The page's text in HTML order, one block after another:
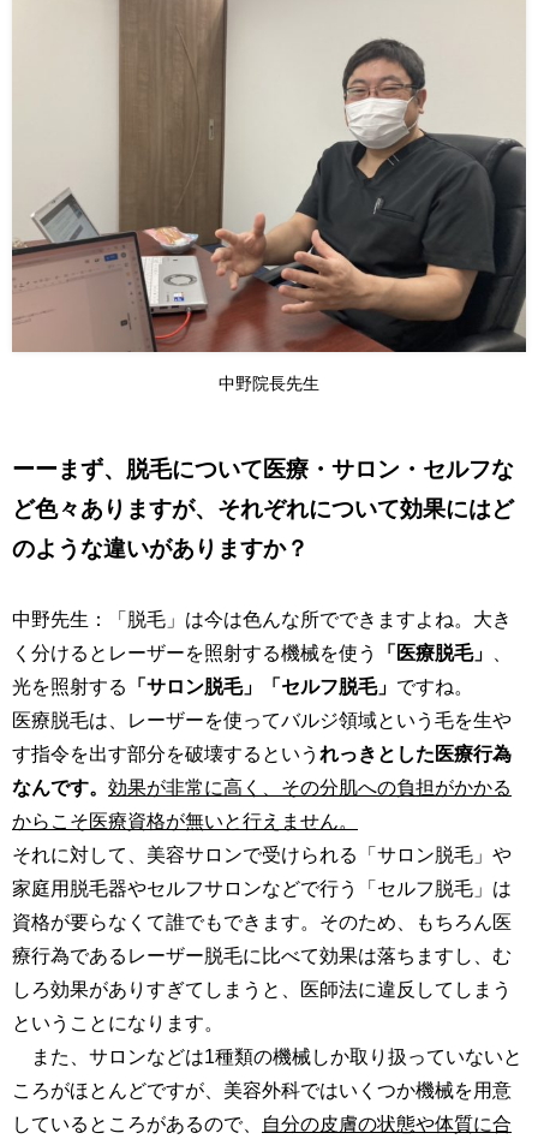
中野院長先生
ーーまず、脱毛について医療・サロン・セルフな
ど色々ありますが、それぞれについて効果にはど
のような違いがありますか？
中野先生：「脱毛」は今は色んな所でできますよね。大き
く分けるとレーザーを照射する機械を使う
「医療脱毛」
光を照射する
「サロン脱毛」「セルフ脱毛」 ですね。
医療脱毛は、レーザーを使ってバルジ領域という毛を生や
す指令を出す部分を破壊するという れっきとした医療行為
なんです。 効果が非常に高く、その分肌への負担がかかる
からこそ医療資格が無いと行えません。
それに対して、美容サロンで受けられる「サロン脱毛」や
家庭用脱毛器やセルフサロンなどで行う「セルフ脱毛」は
資格が要らなくて誰でもできます。そのため、もちろん医
療行為であるレーザー脱毛に比べて効果は落ちますし、む
しろ効果がありすぎてしまうと、医師法に違反してしまう
ということになります。
また、サロンなどは1種類の機械しか取り扱っていないと
ころがほとんどですが、美容外科ではいくつか機械を用意
しているところがあるので、
自分の皮膚の状態や体質に合